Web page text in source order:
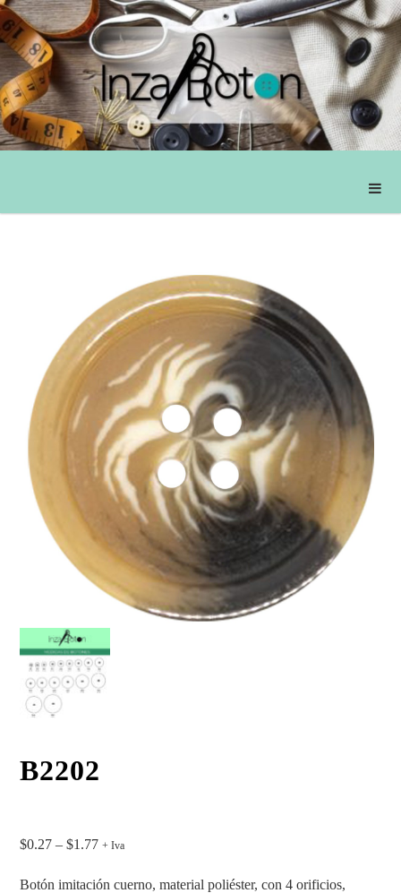
B2202
$0.27 – $1.77 + Iva
Botón imitación cuerno, material poliéster, con 4 orificios,